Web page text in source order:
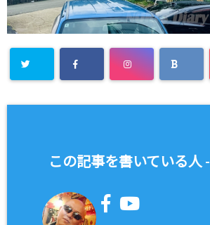
この記事を書いている人 -